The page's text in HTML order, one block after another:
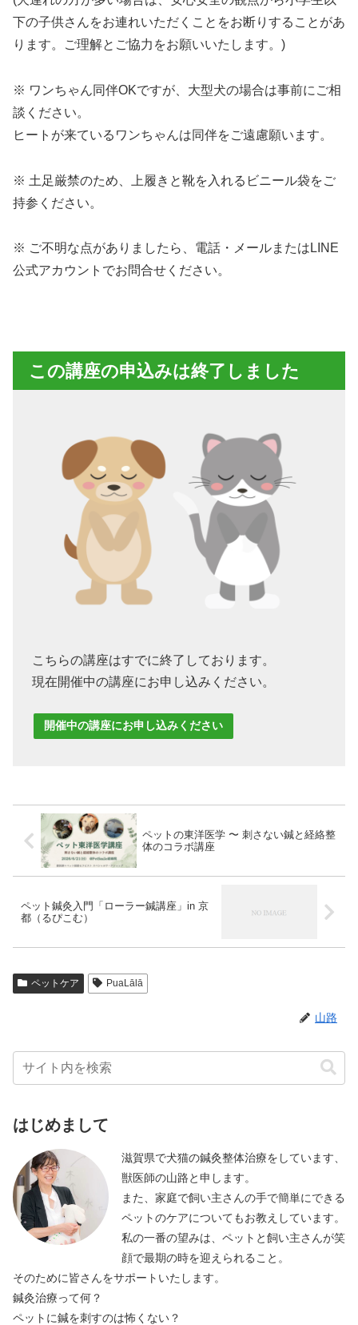
下の子供さんをお連れいただくことをお断りすることがあ
ります。ご理解とご協力をお願いいたします。)
※ ワンちゃん同伴OKですが、大型犬の場合は事前にご相
談ください。
ヒートが来ているワンちゃんは同伴をご遠慮願います。
※ 土足厳禁のため、上履きと靴を入れるビニール袋をご
持参ください。
※ ご不明な点がありましたら、電話・メールまたはLINE
公式アカウントでお問合せください。
この講座の申込みは終了しました
こちらの講座はすでに終了しております。
現在開催中の講座にお申し込みください。
開催中の講座にお申し込みください
ペットの東洋医学 〜 刺さない鍼と経絡整
体のコラボ講座
ペット鍼灸入門「ローラー鍼講座」in 京
都（るぴこむ）
ペットケア PuaLālā
山路
はじめまして
滋賀県で犬猫の鍼灸整体治療をしています、
獣医師の山路と申します。
また、家庭で飼い主さんの手で簡単にできる
ペットのケアについてもお教えしています。
私の一番の望みは、ペットと飼い主さんが笑
顔で最期の時を迎えられること。
そのために皆さんをサポートいたします。
鍼灸治療って何？
ペットに鍼を刺すのは怖くない？